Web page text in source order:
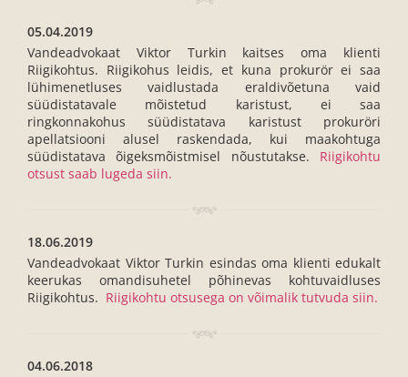
05.04.2019
Vandeadvokaat Viktor Turkin kaitses oma klienti
Riigikohtus. Riigikohus leidis, et kuna prokurör ei saa
lühimenetluses vaidlustada eraldivõetuna vaid
süüdistatavale mõistetud karistust, ei saa
ringkonnakohus süüdistatava karistust prokuröri
apellatsiooni alusel raskendada, kui maakohtuga
süüdistatava õigeksmõistmisel nõustutakse. Riigikohtu
otsust saab lugeda siin.
18.06.2019
Vandeadvokaat Viktor Turkin esindas oma klienti edukalt
keerukas omandisuhetel põhinevas kohtuvaidluses
Riigikohtus. Riigikohtu otsusega on võimalik tutvuda siin.
04.06.2018